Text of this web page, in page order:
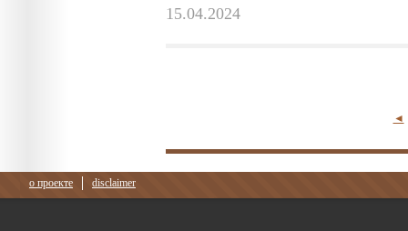
15.04.2024
◄
о проекте disclaimer